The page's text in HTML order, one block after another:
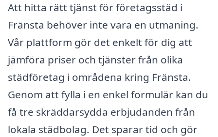
Att hitta rätt tjänst för företagsstäd i
Fränsta behöver inte vara en utmaning.
Vår plattform gör det enkelt för dig att
jämföra priser och tjänster från olika
städföretag i områdena kring Fränsta.
Genom att fylla i en enkel formulär kan du
få tre skräddarsydda erbjudanden från
lokala städbolag. Det sparar tid och gör